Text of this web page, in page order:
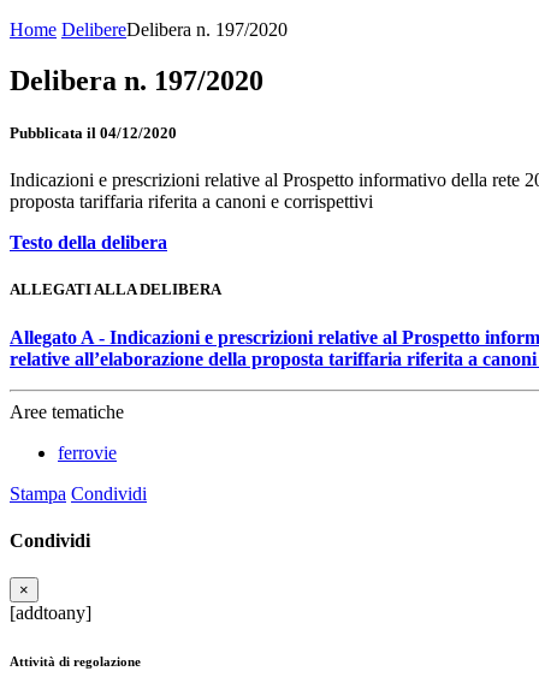
Home DelibereDelibera n. 197/2020
Delibera n. 197/2020
Pubblicata il 04/12/2020
Indicazioni e prescrizioni relative al Prospetto informativo della rete
proposta tariffaria riferita a canoni e corrispettivi
Testo della delibera
ALLEGATI ALLA DELIBERA
Allegato A - Indicazioni e prescrizioni relative al Prospetto
relative all’elaborazione della proposta tariffaria riferita a
Aree tematiche
ferrovie
Stampa Condividi
Condividi
×
[addtoany]
Attività di regolazione